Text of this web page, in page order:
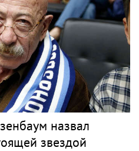
назвал
звездой